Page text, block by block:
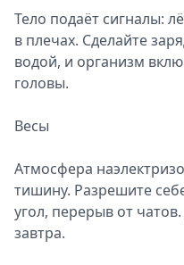
Тело подаёт сигналы:
в плечах. Сделайте
водой, и организм
головы.
Весы
Атмосфера
тишину. Разрешите
угол, перерыв от
завтра.